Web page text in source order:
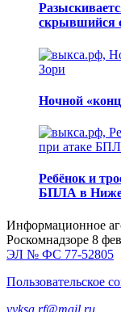
скрывшийся
Ночной
Ребёнок и
БПЛА в
Информационное
Роскомнадзоре 8
ЭЛ № ФС 77-52805
Пользовательское
vyksa.rf@mail.ru